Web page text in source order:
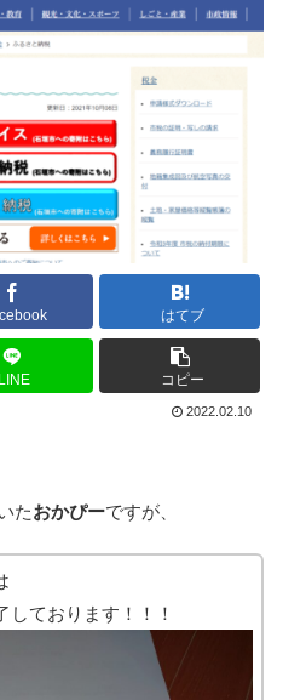
はてブ
LINE コピー
2022.02.10
たおかぴーですが、
しております！！！